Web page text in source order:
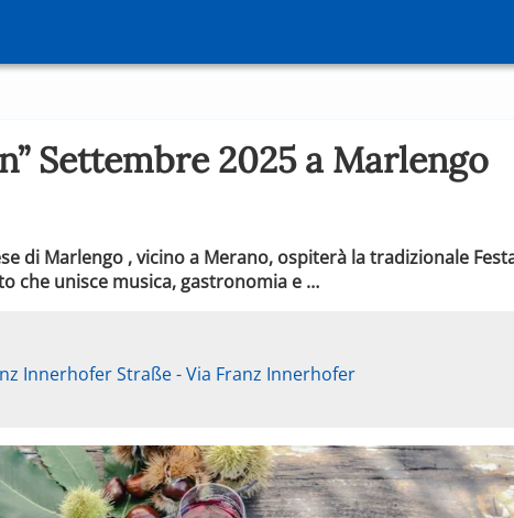
Settembre 2025 a Marlengo
di Marlengo , vicino a Merano, ospiterà la tradizionale
che unisce musica, gastronomia e …
Innerhofer Straße - Via Franz Innerhofer